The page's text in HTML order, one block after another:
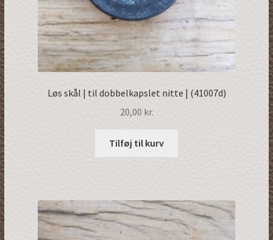
Løs skål | til dobbelkapslet nitte | (41007d)
20,00 kr.
Tilføj til kurv